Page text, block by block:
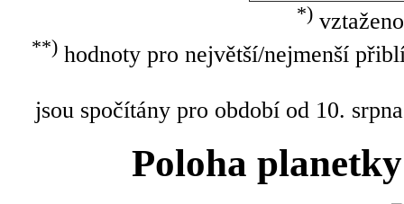
*)
**)hodnoty pro největší/nejmenší
jsou spočítány pro období od 10.
Poloha